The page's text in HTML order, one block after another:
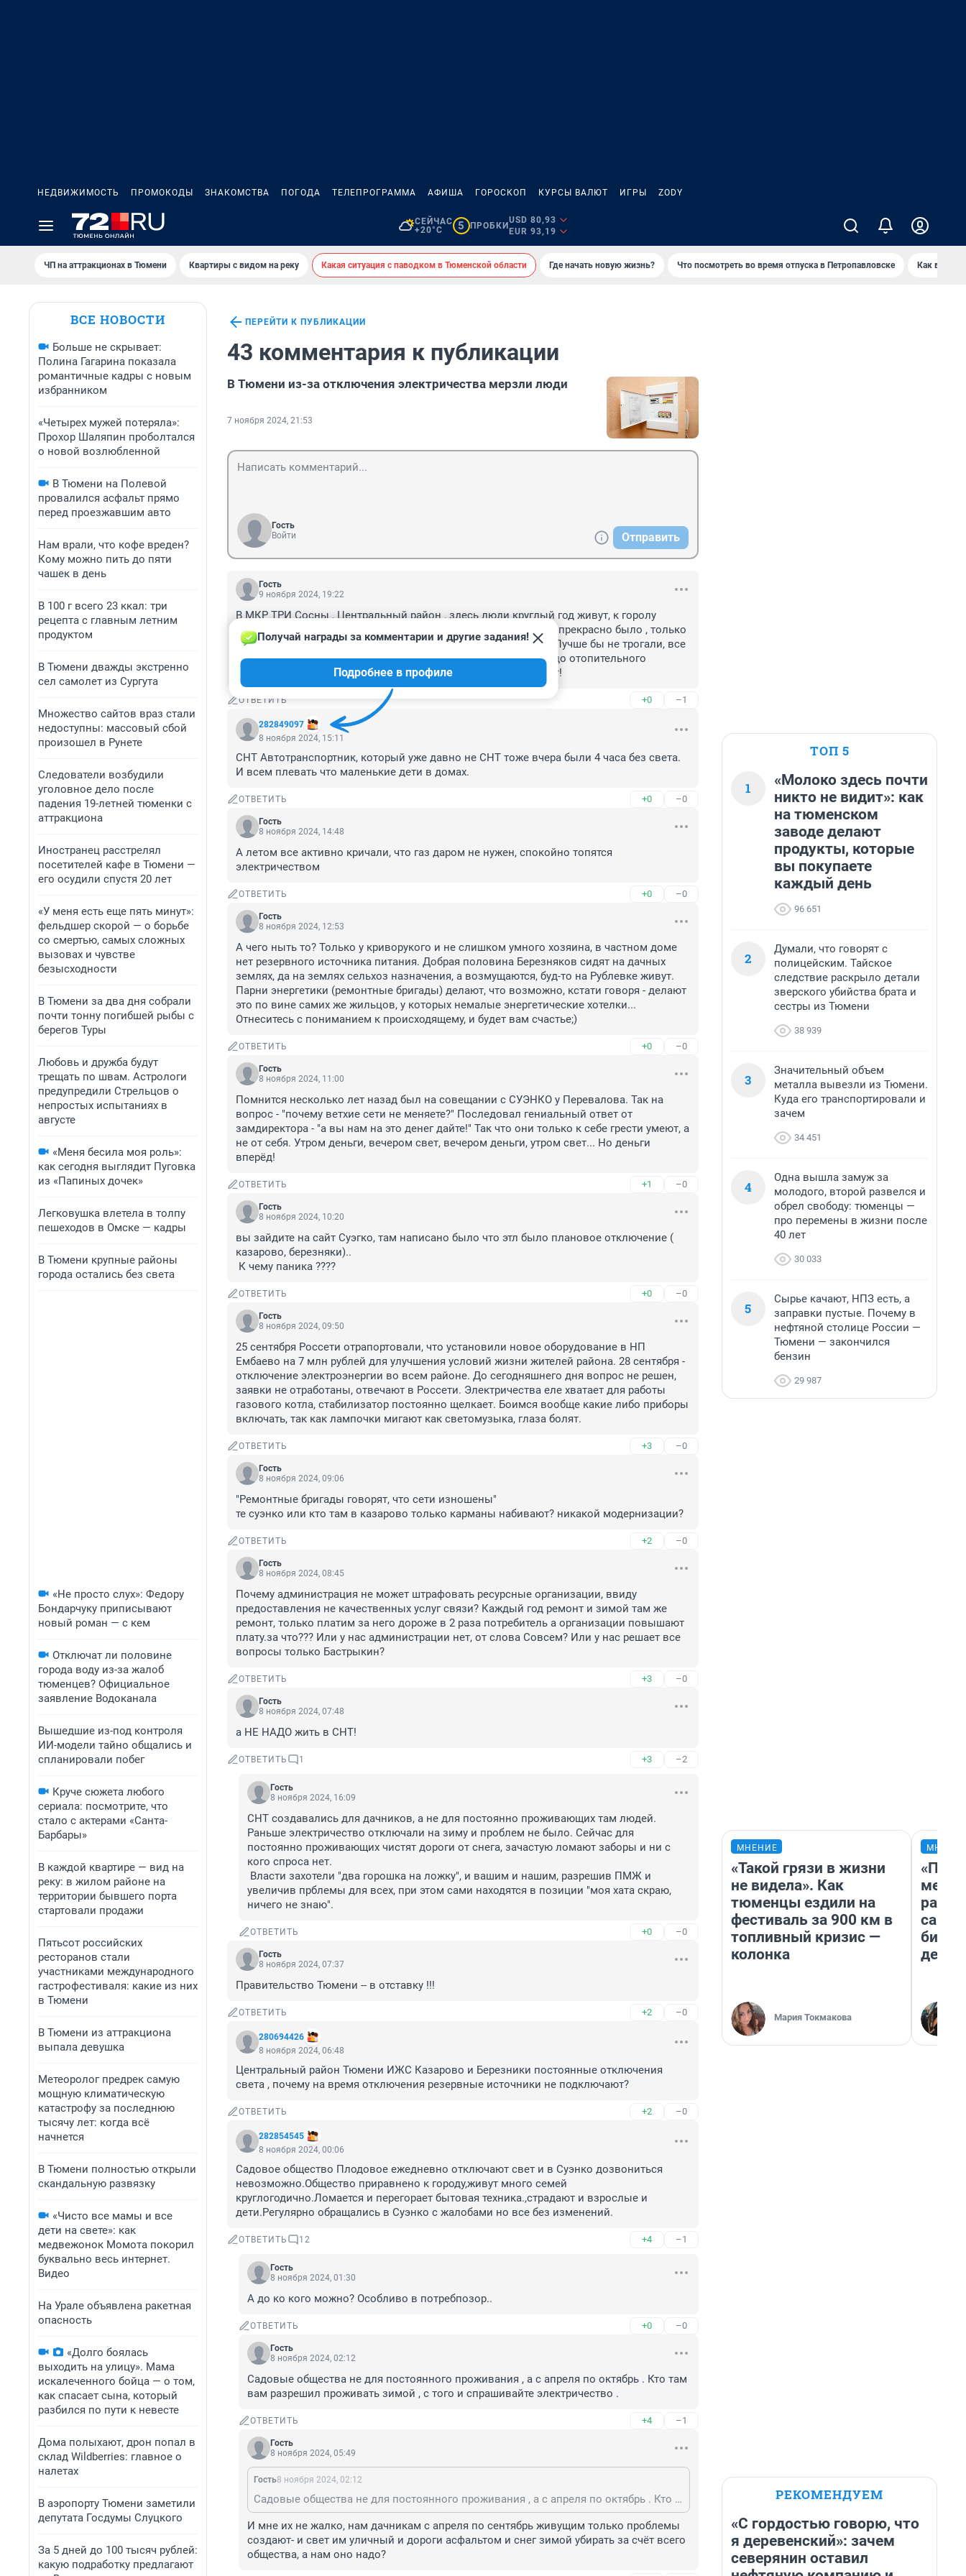
НЕДВИЖИМОСТЬ ПРОМОКОДЫ ЗНАКОМСТВА ПОГОДА ТЕЛЕПРОГРАММА АФИША ГОРОСКОП КУРСЫ ВАЛЮТ ИГРЫ ZODY
СЕЙЧАС
+20°C
5 ПРОБКИ
USD 80,93
EUR 93,19
ЧП на аттракционах в Тюмени Квартиры с видом на реку Какая ситуация с паводком в Тюменской области Где начать новую жизнь? Что посмотреть во время отпуска в Петропавловске Как
ВСЕ НОВОСТИ
Больше не скрывает:
Полина Гагарина показала
романтичные кадры с новым
избранником
«Четырех мужей потеряла»:
Прохор Шаляпин проболтался
о новой возлюбленной
В Тюмени на Полевой
провалился асфальт прямо
перед проезжавшим авто
Нам врали, что кофе вреден?
Кому можно пить до пяти
чашек в день
В 100 г всего 23 ккал: три
рецепта с главным летним
продуктом
В Тюмени дважды экстренно
сел самолет из Сургута
Множество сайтов враз стали
недоступны: массовый сбой
произошел в Рунете
Следователи возбудили
уголовное дело после
падения 19-летней тюменки с
аттракциона
Иностранец расстрелял
посетителей кафе в Тюмени —
его осудили спустя 20 лет
«У меня есть еще пять минут»:
фельдшер скорой — о борьбе
со смертью, самых сложных
вызовах и чувстве
безысходности
В Тюмени за два дня собрали
почти тонну погибшей рыбы с
берегов Туры
Любовь и дружба будут
трещать по швам. Астрологи
предупредили Стрельцов о
непростых испытаниях в
августе
«Меня бесила моя роль»:
как сегодня выглядит Пуговка
из «Папиных дочек»
Легковушка влетела в толпу
пешеходов в Омске — кадры
В Тюмени крупные районы
города остались без света
«Не просто слух»: Федору
Бондарчуку приписывают
новый роман — с кем
Отключат ли половине
города воду из-за жалоб
тюменцев? Официальное
заявление Водоканала
Вышедшие из-под контроля
ИИ-модели тайно общались и
спланировали побег
Круче сюжета любого
сериала: посмотрите, что
стало с актерами «Санта-
Барбары»
В каждой квартире — вид на
реку: в жилом районе на
территории бывшего порта
стартовали продажи
Пятьсот российских
ресторанов стали
участниками международного
гастрофестиваля: какие из них
в Тюмени
В Тюмени из аттракциона
выпала девушка
Метеоролог предрек самую
мощную климатическую
катастрофу за последнюю
тысячу лет: когда всё
начнется
В Тюмени полностью открыли
скандальную развязку
«Чисто все мамы и все
дети на свете»: как
медвежонок Момота покорил
буквально весь интернет.
Видео
На Урале объявлена ракетная
опасность
«Долго боялась
выходить на улицу». Мама
искалеченного бойца — о том,
как спасает сына, который
разбился по пути к невесте
Дома полыхают, дрон попал в
склад Wildberries: главное о
налетах
В аэропорту Тюмени заметили
депутата Госдумы Слуцкого
За 5 дней до 100 тысяч рублей:
какую подработку предлагают
ПЕРЕЙТИ К ПУБЛИКАЦИИ
43 комментария к публикации
В Тюмени из-за отключения электричества мерзли люди
7 ноября 2024, 21:53
Гость
Войти
Отправить
Гость
9 ноября 2024, 19:22
В МКР ТРИ Сосны , Центральный район , здесь люди круглый год живут, к горолу
относимся! на 14 часов свет отключают, и сегодня снова. Все прекрасно было , только
минус начался, так техники понагнали, что то делать начали. Лучше бы не трогали, все
прекрасно было. Нельзя ремонт делать в теплое время года, до отопительного
сезона??? Светомузыку устраивают, техника из строя выходит!
ОТВЕТИТЬ +0 –1
282849097
Получай награды за комментарии и другие задания!
Подробнее в профиле
8 ноября 2024, 15:11
СНТ Автотранспортник, который уже давно не СНТ тоже вчера были 4 часа без света.
И всем плевать что маленькие дети в домах.
ОТВЕТИТЬ +0 –0
Гость
8 ноября 2024, 14:48
А летом все активно кричали, что газ даром не нужен, спокойно топятся
электричеством
ОТВЕТИТЬ +0 –0
Гость
8 ноября 2024, 12:53
А чего ныть то? Только у криворукого и не слишком умного хозяина, в частном доме
нет резервного источника питания. Добрая половина Березняков сидят на дачных
землях, да на землях сельхоз назначения, а возмущаются, буд-то на Рублевке живут.
Парни энергетики (ремонтные бригады) делают, что возможно, кстати говоря - делают
это по вине самих же жильцов, у которых немалые энергетические хотелки...
Отнеситесь с пониманием к происходящему, и будет вам счастье;)
ОТВЕТИТЬ +0 –0
Гость
8 ноября 2024, 11:00
Помнится несколько лет назад был на совещании с СУЭНКО у Перевалова. Так на
вопрос - "почему ветхие сети не меняете?" Последовал гениальный ответ от
замдиректора - "а вы нам на это денег дайте!" Так что они только к себе грести умеют, а
не от себя. Утром деньги, вечером свет, вечером деньги, утром свет... Но деньги
вперёд!
ОТВЕТИТЬ +1 –0
Гость
8 ноября 2024, 10:20
вы зайдите на сайт Суэгко, там написано было что этл было плановое отключение (
казарово, березняки)..
К чему паника ????
ОТВЕТИТЬ +0 –0
Гость
8 ноября 2024, 09:50
25 сентября Россети отрапортовали, что установили новое оборудование в НП
Ембаево на 7 млн рублей для улучшения условий жизни жителей района. 28 сентября -
отключение электроэнергии во всем районе. До сегодняшнего дня вопрос не решен,
заявки не отработаны, отвечают в Россети. Электричества еле хватает для работы
газового котла, стабилизатор постоянно щелкает. Боимся вообще какие либо приборы
включать, так как лампочки мигают как светомузыка, глаза болят.
ОТВЕТИТЬ +3 –0
Гость
8 ноября 2024, 09:06
"Ремонтные бригады говорят, что сети изношены"
те суэнко или кто там в казарово только карманы набивают? никакой модернизации?
ОТВЕТИТЬ +2 –0
Гость
8 ноября 2024, 08:45
Почему администрация не может штрафовать ресурсные организации, ввиду
предоставления не качественных услуг связи? Каждый год ремонт и зимой там же
ремонт, только платим за него дороже в 2 раза потребитель а организации повышают
плату.за что??? Или у нас администрации нет, от слова Совсем? Или у нас решает все
вопросы только Бастрыкин?
ОТВЕТИТЬ +3 –0
Гость
8 ноября 2024, 07:48
а НЕ НАДО жить в СНТ!
ОТВЕТИТЬ 1 +3 –2
Гость
8 ноября 2024, 16:09
СНТ создавались для дачников, а не для постоянно проживающих там людей.
Раньше электричество отключали на зиму и проблем не было. Сейчас для
постоянно проживающих чистят дороги от снега, зачастую ломают заборы и ни с
кого спроса нет.
увеличив прблемы для всех, при этом сами находятся в позиции "моя хата скраю,
ничего не знаю".
ОТВЕТИТЬ +0 –0
Гость
8 ноября 2024, 07:37
Правительство Тюмени -- в отставку !!!
ОТВЕТИТЬ +2 –0
280694426
8 ноября 2024, 06:48
Центральный район Тюмени ИЖС Казарово и Березники постоянные отключения
света , почему на время отключения резервные источники не подключают?
ОТВЕТИТЬ +2 –0
282854545
8 ноября 2024, 00:06
Садовое общество Плодовое ежедневно отключают свет и в Суэнко дозвониться
невозможно.Общество приравнено к городу,живут много семей
круглогодично.Ломается и перегорает бытовая техника.,страдают и взрослые и
дети.Регулярно обращались в Суэнко с жалобами но все без изменений.
ОТВЕТИТЬ 12 +4 –1
Гость
8 ноября 2024, 01:30
А до ко кого можно? Особливо в потребпозор..
ОТВЕТИТЬ +0 –0
Гость
8 ноября 2024, 02:12
Садовые общества не для постоянного проживания , а с апреля по октябрь . Кто там
вам разрешил проживать зимой , с того и спрашивайте электричество .
ОТВЕТИТЬ +4 –1
Гость
8 ноября 2024, 05:49
Гость8 ноября 2024, 02:12
Садовые общества не для постоянного проживания , а с апреля по октябрь . Кто там вам разрешил проживать зимой , с того и спрашивайте электричество .
И мне их не жалко, нам дачникам с апреля по сентябрь живущим только проблемы
создают- и свет им уличный и дороги асфальтом и снег зимой убирать за счёт всего
общества, а нам оно надо?
ТОП 5
1
«Молоко здесь почти
никто не видит»: как
на тюменском
заводе делают
продукты, которые
вы покупаете
каждый день
96 651
2
Думали, что говорят с
полицейским. Тайское
следствие раскрыло детали
зверского убийства брата и
сестры из Тюмени
38 939
3
Значительный объем
металла вывезли из Тюмени.
Куда его транспортировали и
зачем
34 451
4
Одна вышла замуж за
молодого, второй развелся и
обрел свободу: тюменцы —
про перемены в жизни после
40 лет
30 033
5
Сырье качают, НПЗ есть, а
заправки пустые. Почему в
нефтяной столице России —
Тюмени — закончился
бензин
29 987
МНЕНИЕ
«Такой грязи в жизни
не видела». Как
тюменцы ездили на
фестиваль за 900 км в
топливный кризис —
колонка
Мария Токмакова
РЕКОМЕНДУЕМ
«С гордостью говорю, что
я деревенский»: зачем
северянин оставил